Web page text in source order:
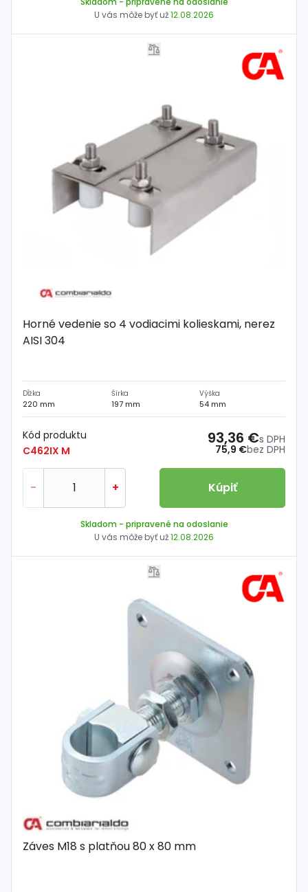
U vás môže byť už12.08.2026
Horné vedenie so 4 vodiacimi kolieskami, nerez
AISI 304
Dĺžka
220 mm
Šírka
197 mm
Výška
54 mm
Kód produktu
C462IX M
75,9 €bez DPH
93,36 €s DPH
- + Kúpiť
Skladom - pripravené na odoslanie
U vás môže byť už12.08.2026
Záves M18 s platňou 80 x 80 mm